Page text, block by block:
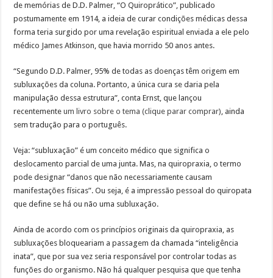
de memórias de D.D. Palmer, “O Quiroprático”, publicado
postumamente em 1914, a ideia de curar condições médicas dessa
forma teria surgido por uma revelação espiritual enviada a ele pelo
médico James Atkinson, que havia morrido 50 anos antes.
“Segundo D.D. Palmer, 95% de todas as doenças têm origem em
subluxações da coluna. Portanto, a única cura se daria pela
manipulação dessa estrutura”, conta Ernst, que lançou
recentementeum livro sobre o tema (clique parar comprar), ainda
sem tradução para o português.
Veja: “subluxação” é um conceito médico que significa o
deslocamento parcial de uma junta. Mas, na quiropraxia, o termo
pode designar “danos que não necessariamente causam
manifestações físicas”. Ou seja, é a impressão pessoal do quiropata
que define se há ou não uma subluxação.
Ainda de acordo com os princípios originais da quiropraxia, as
subluxações bloqueariam a passagem da chamada “inteligência
inata”, que por sua vez seria responsável por controlar todas as
funções do organismo. Não há qualquer pesquisa que que tenha